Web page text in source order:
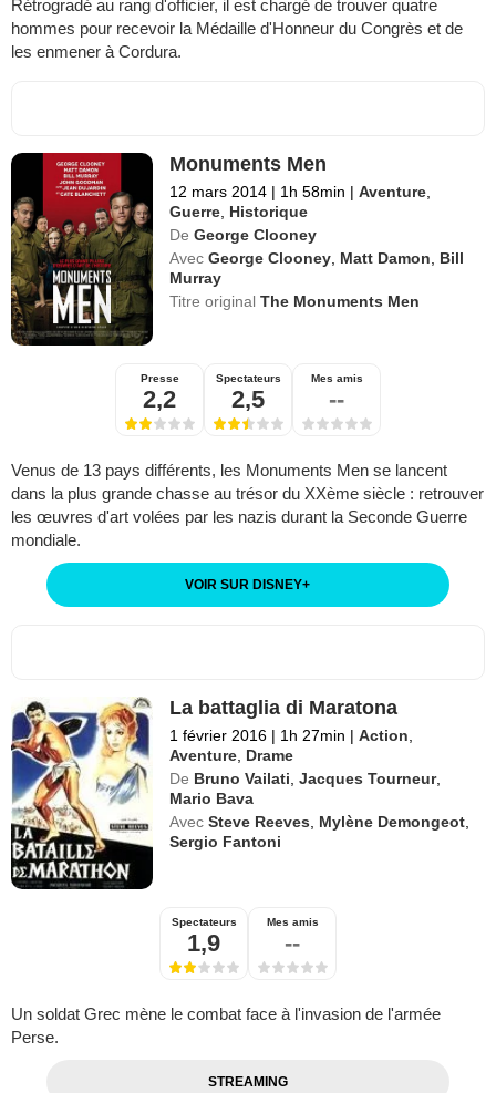
Rétrogradé au rang d'officier, il est chargé de trouver quatre
hommes pour recevoir la Médaille d'Honneur du Congrès et de
les enmener à Cordura.
Monuments Men
12 mars 2014 | 1h 58min | Aventure
Guerre Historique
De George Clooney
Avec George Clooney Matt Damon
Bill
Murray
Titre originalThe Monuments Men
Presse
2,2
Spectateurs
2,5
Mes amis
--
Venus de 13 pays différents, les Monuments Men se lancent
dans la plus grande chasse au trésor du XXème siècle : retrouver
les œuvres d'art volées par les nazis durant la Seconde Guerre
mondiale.
VOIR SUR DISNEY+
La battaglia di Maratona
1 février 2016 | 1h 27min | Action
Aventure Drame
De Bruno Vailati ,Jacques Tourneur,
Mario Bava
Avec Steve Reeves Mylène Demongeot
Sergio Fantoni
Spectateurs
1,9
Mes amis
--
Un soldat Grec mène le combat face à l'invasion de l'armée
Perse.
STREAMING